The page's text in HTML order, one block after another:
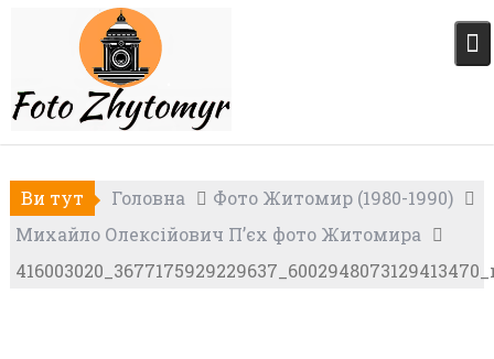
Ви тут Головна
Фото Житомир (1980-1990)
Михайло Олексійович П’єх фото Житомира